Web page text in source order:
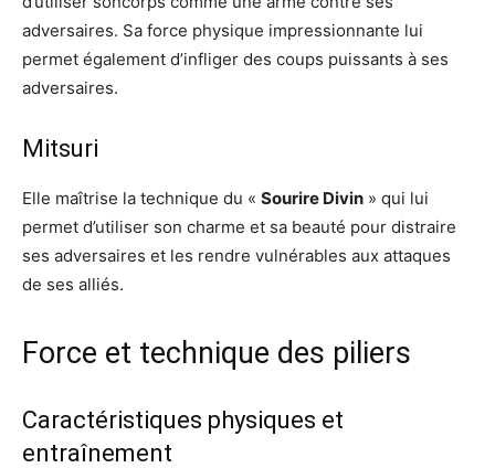
adversaires. Sa force physique impressionnante lui
permet également d’infliger des coups puissants à ses
adversaires.
Mitsuri
Elle maîtrise la technique du « Sourire Divin » qui lui
permet d’utiliser son charme et sa beauté pour distraire
ses adversaires et les rendre vulnérables aux attaques
de ses alliés.
Force et technique des piliers
Caractéristiques physiques et
entraînement